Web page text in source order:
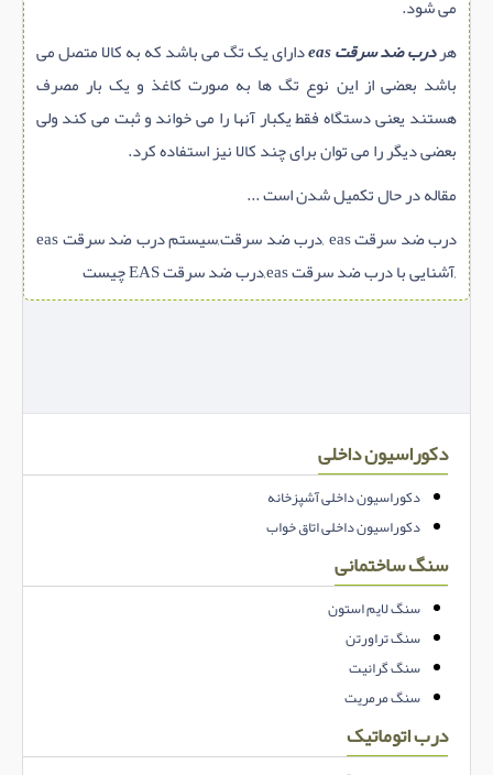
می شود.
هردرب ضد سرقت eas
دارای یک تگ می باشد که به کالا متصل می
باشد بعضی از این نوع تگ ها به صورت کاغذ و یک بار مصرف
هستند یعنی دستگاه فقط یکبار آنها را می خواند و ثبت می کند ولی
بعضی دیگر را می توان برای چند کالا نیز استفاده کرد.
مقاله در حال تکمیل شدن است ...
درب ضد سرقت eas ,درب ضد سرقت,سیستم درب ضد سرقت eas
,آشنایی با درب ضد سرقت eas,درب ضد سرقت EAS چیست
دکوراسیون داخلی
دکوراسیون داخلی آشپزخانه
دکوراسیون داخلی اتاق خواب
سنگ ساختمانی
سنگ لایم استون
سنگ تراورتن
سنگ گرانیت
سنگ مرمریت
درب اتوماتیک